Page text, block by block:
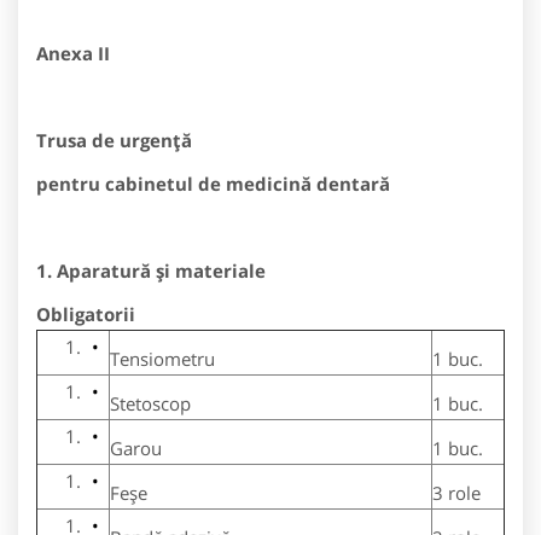
Anexa II
Trusa de urgenţă
pentru cabinetul de medicină dentară
1. Aparatură şi materiale
Obligatorii
Tensiometru
1 buc.
Stetoscop
1 buc.
Garou
1 buc.
Feşe
3 role